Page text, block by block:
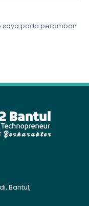
saya pada peramban
Bantul,